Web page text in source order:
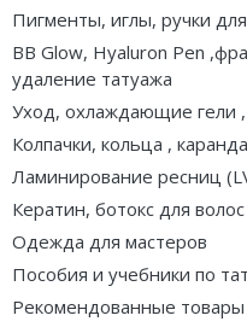
Пигменты, иглы, ручки
BB Glow, Hyaluron Pen
удаление татуажа
Уход, охлаждающие гели ,
Колпачки, кольца ,
Ламинирование ресниц
Кератин, ботокс для волос
Одежда для мастеров
Пособия и учебники по
Рекомендованные товары